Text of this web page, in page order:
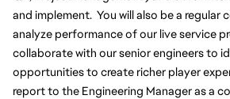
and implement.  You will also be a
analyze performance of our live service
collaborate with our senior engineers to
opportunities to create richer player
report to the Engineering Manager as a